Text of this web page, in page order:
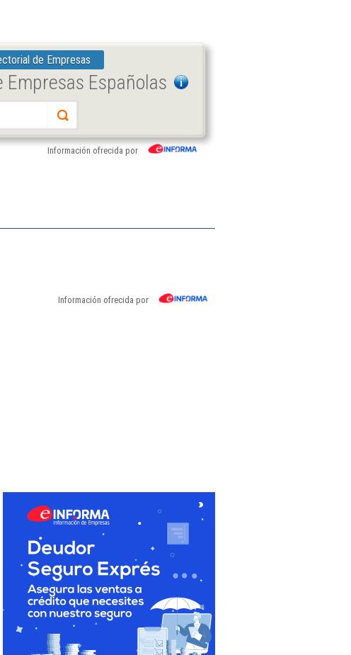
de Empresas
Españolas
Información ofrecida por
Información ofrecida por